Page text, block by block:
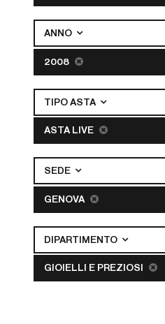
ANNO
2008
TIPO ASTA
ASTA LIVE
SEDE
GENOVA
DIPARTIMENTO
GIOIELLI E PREZIOSI